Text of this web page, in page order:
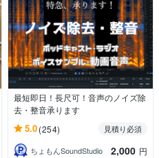
最短即日！長尺可！音声のノイズ除
去・整音承ります
5.0(254)
見積り必須
ちょもんSoundStudio
2,000 円